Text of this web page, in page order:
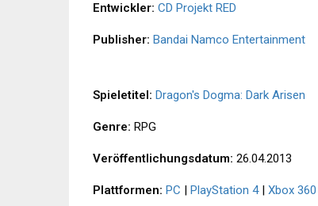
Entwickler: CD Projekt RED
Publisher: Bandai Namco Entertainment
Spieletitel: Dragon's Dogma: Dark Arisen
Genre: RPG
Veröffentlichungsdatum: 26.04.2013
Plattformen: PC | PlayStation 4| Xbox 360